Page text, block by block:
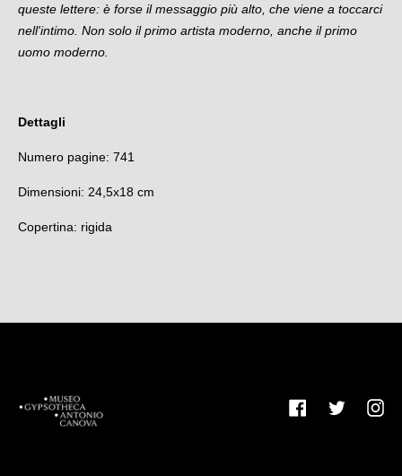
queste lettere: è forse il messaggio più alto, che viene a toccarci
nell'intimo. Non solo il primo artista moderno, anche il primo
uomo moderno.
Dettagli
Numero pagine: 741
Dimensioni: 24,5x18 cm
Copertina: rigida
FacebookTwitter